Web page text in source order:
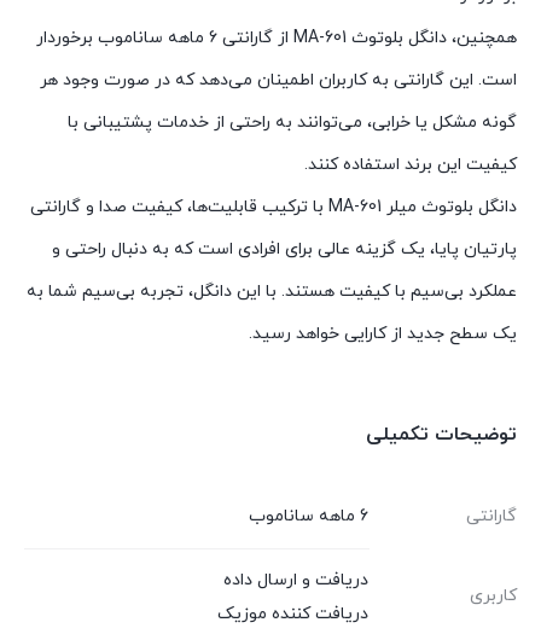
همچنین، دانگل بلوتوث MA-601 از گارانتی 6 ماهه ساناموب برخوردار
است. این گارانتی به کاربران اطمینان می‌دهد که در صورت وجود هر
گونه مشکل یا خرابی، می‌توانند به راحتی از خدمات پشتیبانی با
کیفیت این برند استفاده کنند.
دانگل بلوتوث میلر MA-601 با ترکیب قابلیت‌ها، کیفیت صدا و گارانتی
پارتیان پایا، یک گزینه عالی برای افرادی است که به دنبال راحتی و
عملکرد بی‌سیم با کیفیت هستند. با این دانگل، تجربه بی‌سیم شما به
یک سطح جدید از کارایی خواهد رسید.
توضیحات تکمیلی
گارانتی 6 ماهه ساناموب
کاربری
دریافت و ارسال داده
دریافت کننده موزیک